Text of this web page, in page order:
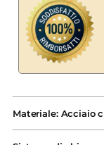
prodotto
al
Materiale: Acciaio